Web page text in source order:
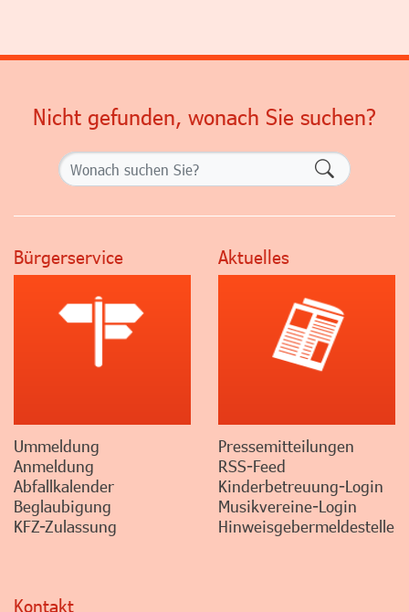
Nicht gefunden, wonach Sie suchen?
Bürgerservice
Ummeldung
Anmeldung
Abfallkalender
Beglaubigung
KFZ-Zulassung
Aktuelles
Pressemitteilungen
RSS-Feed
Kinderbetreuung-Login
Musikvereine-Login
Hinweisgebermeldestelle
Kontakt